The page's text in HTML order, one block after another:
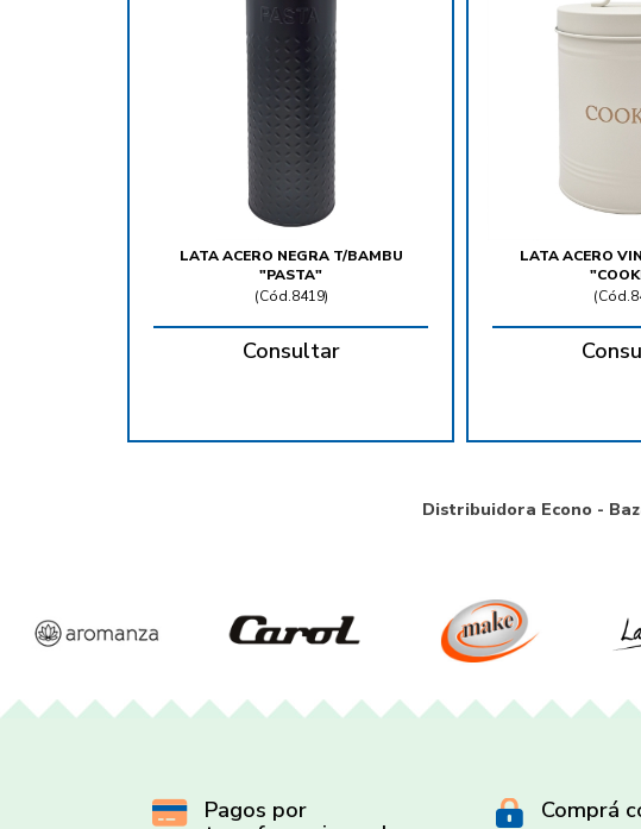
LATA ACERO NEGRA T/BAMBU
"PASTA"
(Cód.8419)
Consultar
LATA ACERO
(
Distribuidora Econo -
Pagos por
Comprá